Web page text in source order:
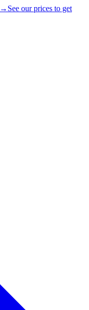
→ See our prices to get